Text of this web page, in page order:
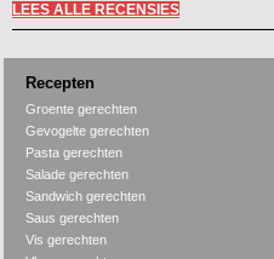
LEES ALLE RECENSIES
Recepten
Groente gerechten
Gevogelte gerechten
Pasta gerechten
Salade gerechten
Sandwich gerechten
Saus gerechten
Vis gerechten